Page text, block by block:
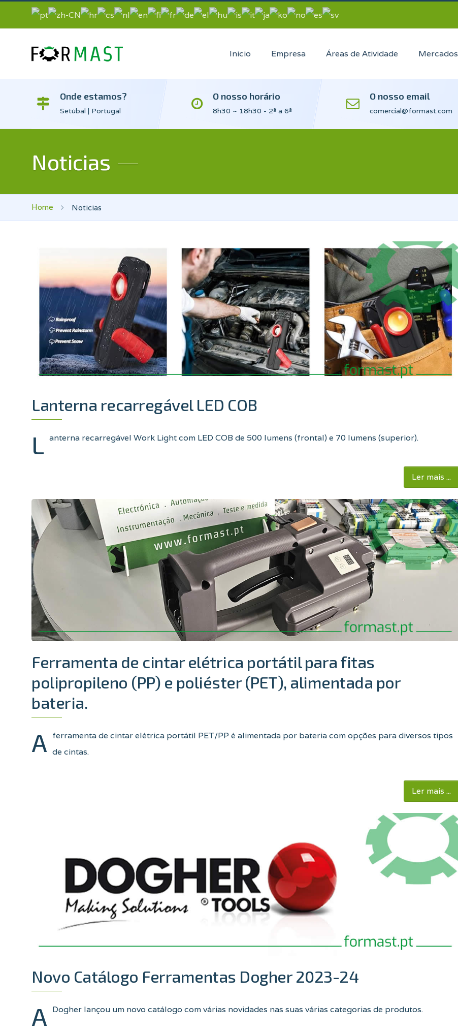
Inicio Empresa Áreas de Atividade Mercados
Onde estamos?
Setúbal | Portugal
O nosso horário
8h30 ~ 18h30 - 2ª a 6ª
O nosso email
comercial@formast.com
Noticias
Home Noticias
Lanterna recarregável LED COB
L anterna recarregável Work Light com LED COB de 500 lumens (frontal) e 70 lumens (superior).
Ler mais ...
Ferramenta de cintar elétrica portátil para fitas
polipropileno (PP) e poliéster (PET), alimentada por
bateria.
A ferramenta de cintar elétrica portátil PET/PP é alimentada por bateria com opções para diversos tipos
de cintas.
Ler mais ...
Novo Catálogo Ferramentas Dogher 2023-24
A Dogher lançou um novo catálogo com várias novidades nas suas várias categorias de produtos.